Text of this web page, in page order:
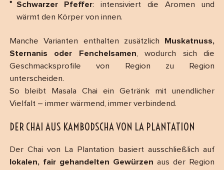
Schwarzer Pfeffer: intensiviert die Aromen und
wärmt den Körper von innen.
Manche Varianten enthalten zusätzlich
Muskatnuss,
Sternanis oder Fenchelsamen, wodurch sich die
Geschmacksprofile von Region zu Region
unterscheiden.
So bleibt Masala Chai ein Getränk mit unendlicher
Vielfalt – immer wärmend, immer verbindend.
DER CHAI AUS KAMBODSCHA VON LA PLANTATION
Der Chai von La Plantation basiert ausschließlich auf
lokalen, fair gehandelten Gewürzen aus der Region